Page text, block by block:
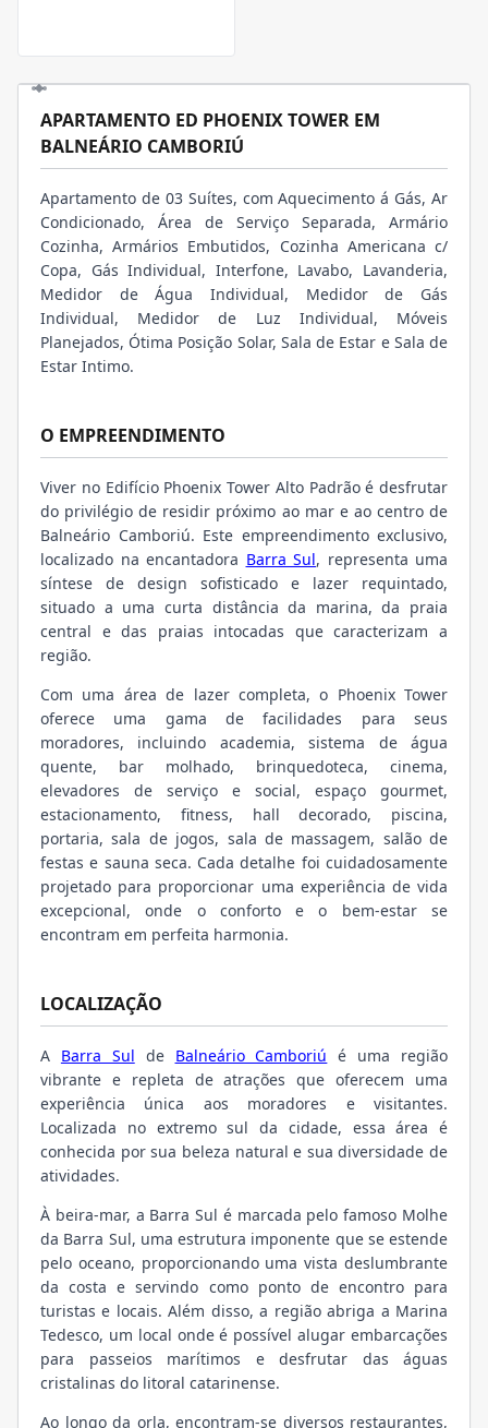
APARTAMENTO ED PHOENIX TOWER EM
BALNEÁRIO CAMBORIÚ
Apartamento de 03 Suítes, com Aquecimento á Gás, Ar
Condicionado, Área de Serviço Separada, Armário
Cozinha, Armários Embutidos, Cozinha Americana c/
Copa, Gás Individual, Interfone, Lavabo, Lavanderia,
Medidor de Água Individual, Medidor de Gás
Individual, Medidor de Luz Individual, Móveis
Planejados, Ótima Posição Solar, Sala de Estar e Sala de
Estar Intimo.
O EMPREENDIMENTO
Viver no Edifício Phoenix Tower Alto Padrão é desfrutar
do privilégio de residir próximo ao mar e ao centro de
Balneário Camboriú. Este empreendimento exclusivo,
localizado na encantadora Barra Sul, representa uma
síntese de design sofisticado e lazer requintado,
situado a uma curta distância da marina, da praia
central e das praias intocadas que caracterizam a
região.
Com uma área de lazer completa, o Phoenix Tower
oferece uma gama de facilidades para seus
moradores, incluindo academia, sistema de água
quente, bar molhado, brinquedoteca, cinema,
elevadores de serviço e social, espaço gourmet,
estacionamento, fitness, hall decorado, piscina,
portaria, sala de jogos, sala de massagem, salão de
festas e sauna seca. Cada detalhe foi cuidadosamente
projetado para proporcionar uma experiência de vida
excepcional, onde o conforto e o bem-estar se
encontram em perfeita harmonia.
LOCALIZAÇÃO
A Barra Sul de Balneário Camboriú é uma região
vibrante e repleta de atrações que oferecem uma
experiência única aos moradores e visitantes.
Localizada no extremo sul da cidade, essa área é
conhecida por sua beleza natural e sua diversidade de
atividades.
À beira-mar, a Barra Sul é marcada pelo famoso Molhe
da Barra Sul, uma estrutura imponente que se estende
pelo oceano, proporcionando uma vista deslumbrante
da costa e servindo como ponto de encontro para
turistas e locais. Além disso, a região abriga a Marina
Tedesco, um local onde é possível alugar embarcações
para passeios marítimos e desfrutar das águas
cristalinas do litoral catarinense.
Ao longo da orla, encontram-se diversos restaurantes,